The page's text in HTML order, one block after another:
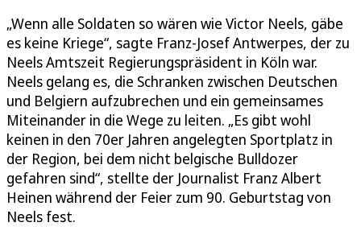
„Wenn alle Soldaten so wären wie Victor Neels, gäbe
es keine Kriege“, sagte Franz-Josef Antwerpes, der zu
Neels Amtszeit Regierungspräsident in Köln war.
Neels gelang es, die Schranken zwischen Deutschen
und Belgiern aufzubrechen und ein gemeinsames
Miteinander in die Wege zu leiten. „Es gibt wohl
keinen in den 70er Jahren angelegten Sportplatz in
der Region, bei dem nicht belgische Bulldozer
gefahren sind“, stellte der Journalist Franz Albert
Heinen während der Feier zum 90. Geburtstag von
Neels fest.